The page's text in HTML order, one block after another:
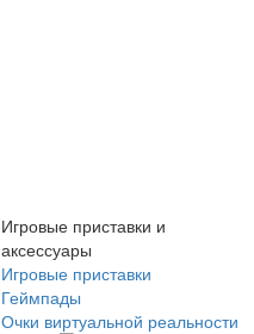
Игровые приставки и
аксессуары
Игровые приставки
Геймпады
Очки виртуальной реальности